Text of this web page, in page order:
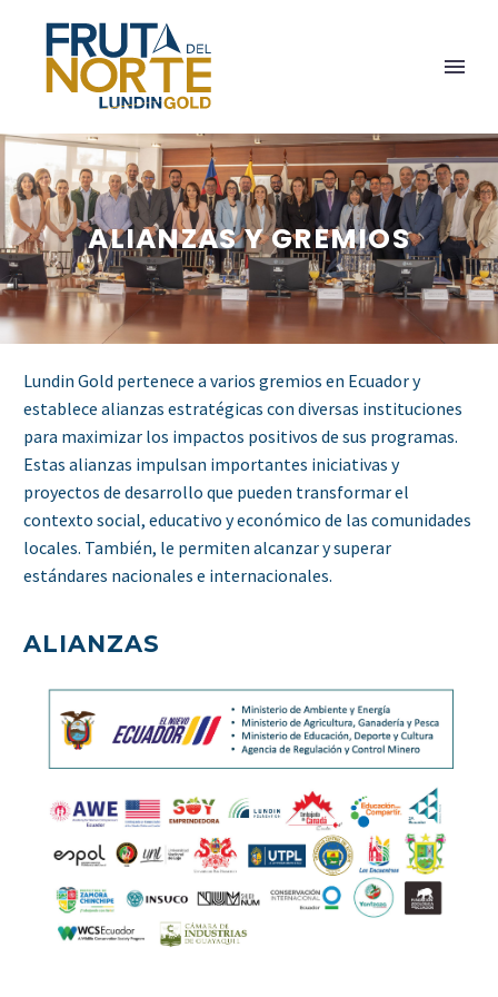
ALIANZAS Y GREMIOS
Lundin Gold pertenece a varios gremios en Ecuador y
establece alianzas estratégicas con diversas instituciones
para maximizar los impactos positivos de sus programas.
Estas alianzas impulsan importantes iniciativas y
proyectos de desarrollo que pueden transformar el
contexto social, educativo y económico de las comunidades
locales. También, le permiten alcanzar y superar
estándares nacionales e internacionales.
ALIANZAS